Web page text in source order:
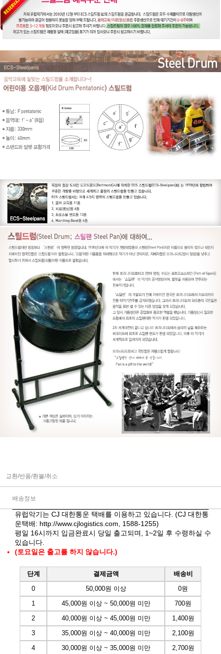
교환/반품/환불/취소
배송정보
유럽악기는 CJ 대한통운 택배를 이용하고 있습니다. (CJ 대한통
운택배: http://www.cjlogistics.com , 1588-1255)
평일 16시까지 입금완료시 당일 출고되며, 1~2일 후 수령하실 수
있습니다.
(토요일은 출고를 하지 않습니다.)
단계 결제금액
배송비
0
50,000원 이상
0원
1
45,000원 이상 ~ 50,000원 미만
700원
2
40,000원 이상 ~ 45,000원 미만
1,400원
3
35,000원 이상 ~ 40,000원 미만
2,100원
4
30,000원 이상 ~ 35,000원 미만
2,700원